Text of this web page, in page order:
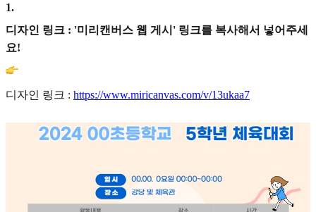
1.
디자인 링크 : '미리캔버스 웹 게시' 링크를 복사해서 넣어주세
요!
디자인 링크 : https://www.miricanvas.com/v/13ukaa7